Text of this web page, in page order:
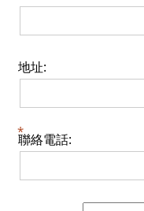
地址:
聯絡電話: